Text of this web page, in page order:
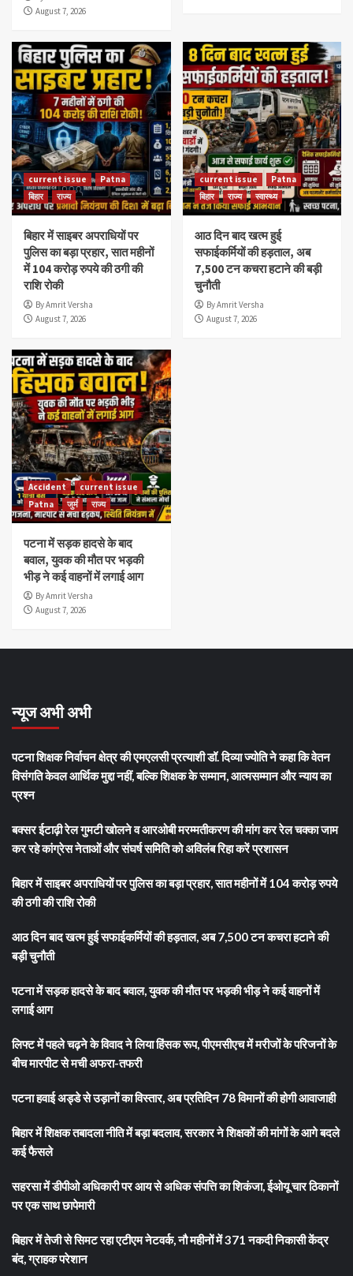
August 7, 2026
current issue
Patna
बिहार
राज्य
बिहार में साइबर अपराधियों पर
पुलिस का बड़ा प्रहार, सात महीनों
में 104 करोड़ रुपये की ठगी की
राशि रोकी
By Amrit Versha
August 7, 2026
current issue
Patna
बिहार
राज्य स्वास्थ्य
आठ दिन बाद खत्म हुई
सफाईकर्मियों की हड़ताल, अब
7,500 टन कचरा हटाने की बड़ी
चुनौती
By Amrit Versha
August 7, 2026
Accident
current issue
Patna
जुर्म राज्य
पटना में सड़क हादसे के बाद
बवाल, युवक की मौत पर भड़की
भीड़ ने कई वाहनों में लगाई आग
By Amrit Versha
August 7, 2026
न्यूज अभी अभी
पटना शिक्षक निर्वाचन क्षेत्र की एमएलसी प्रत्याशी डॉ. दिव्या ज्योति ने कहा कि वेतन
विसंगति केवल आर्थिक मुद्दा नहीं, बल्कि शिक्षक के सम्मान, आत्मसम्मान और न्याय का
प्रश्न
बक्सर ईटाढ़ी रेल गुमटी खोलने व आरओबी मरम्मतीकरण की मांग कर रेल चक्का जाम
कर रहे कांग्रेस नेताओं और संघर्ष समिति को अविलंब रिहा करें प्रशासन
बिहार में साइबर अपराधियों पर पुलिस का बड़ा प्रहार, सात महीनों में 104 करोड़ रुपये
की ठगी की राशि रोकी
आठ दिन बाद खत्म हुई सफाईकर्मियों की हड़ताल, अब 7,500 टन कचरा हटाने की
बड़ी चुनौती
पटना में सड़क हादसे के बाद बवाल, युवक की मौत पर भड़की भीड़ ने कई वाहनों में
लगाई आग
लिफ्ट में पहले चढ़ने के विवाद ने लिया हिंसक रूप, पीएमसीएच में मरीजों के परिजनों के
बीच मारपीट से मची अफरा-तफरी
पटना हवाई अड्डे से उड़ानों का विस्तार, अब प्रतिदिन 78 विमानों की होगी आवाजाही
बिहार में शिक्षक तबादला नीति में बड़ा बदलाव, सरकार ने शिक्षकों की मांगों के आगे बदले
कई फैसले
सहरसा में डीपीओ अधिकारी पर आय से अधिक संपत्ति का शिकंजा, ईओयू चार ठिकानों
पर एक साथ छापेमारी
बिहार में तेजी से सिमट रहा एटीएम नेटवर्क, नौ महीनों में 371 नकदी निकासी केंद्र
बंद, ग्राहक परेशान